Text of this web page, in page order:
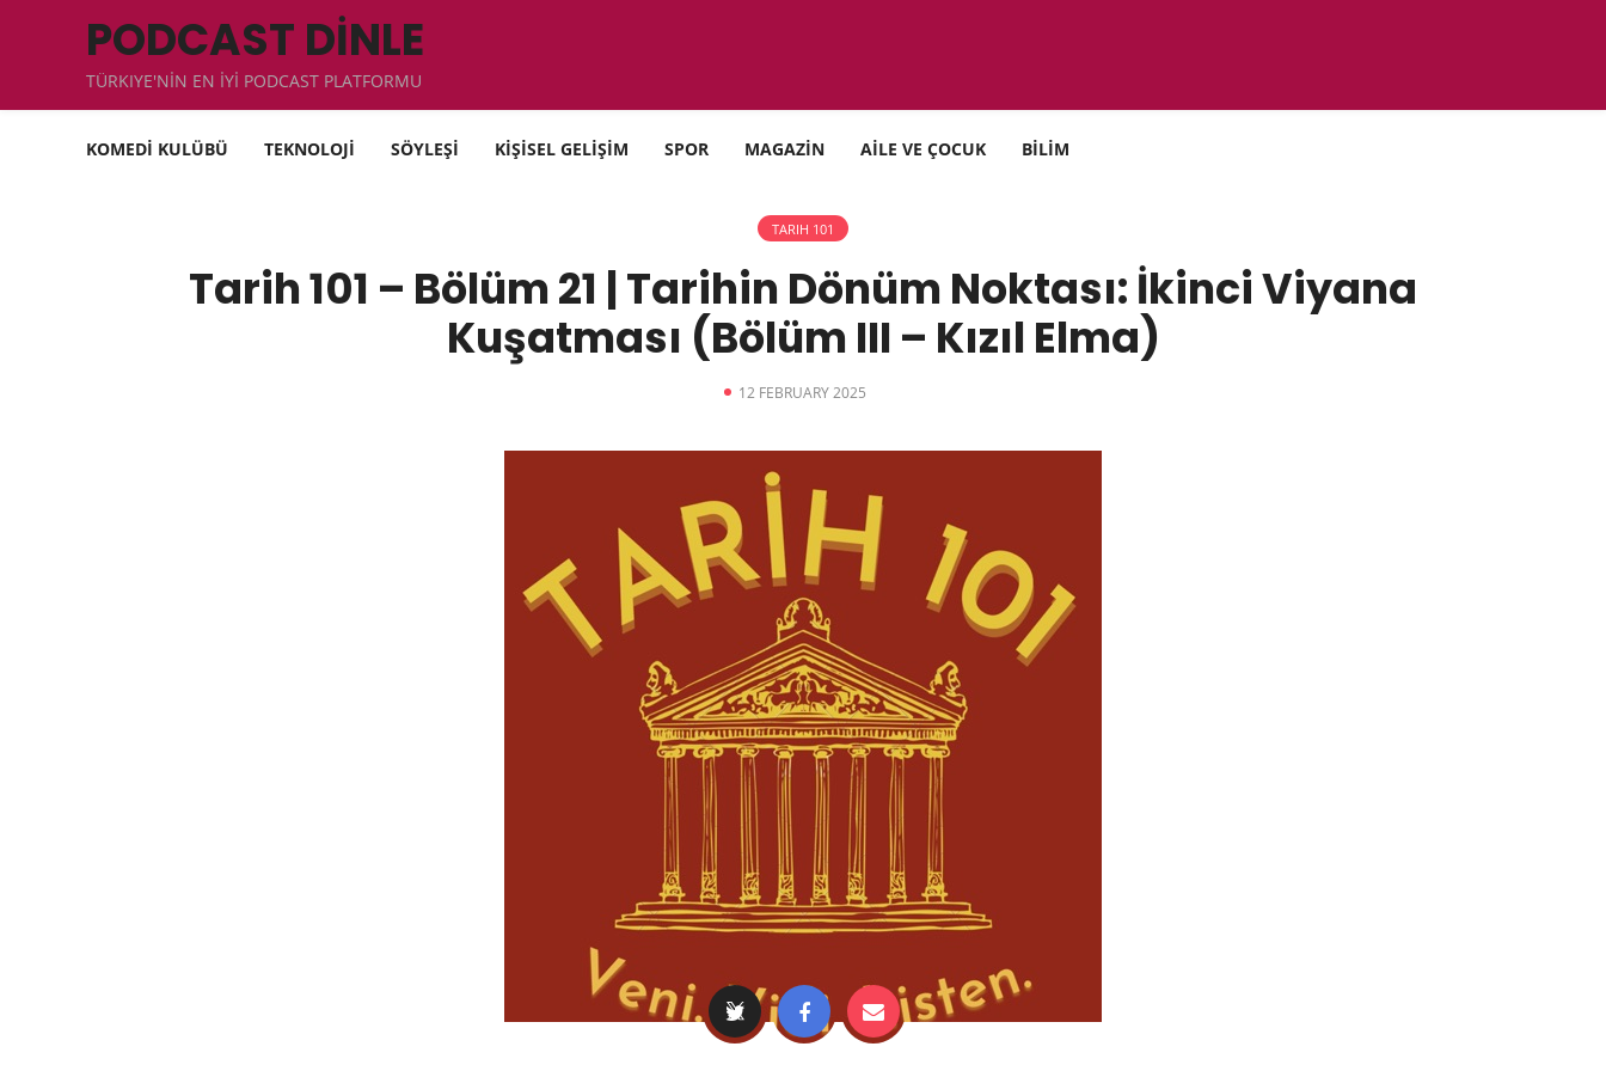
PODCAST DİNLE
TÜRKIYE'NİN EN İYİ PODCAST PLATFORMU
KOMEDİ KULÜBÜ TEKNOLOJİ SÖYLEŞİ KİŞİSEL GELİŞİM SPOR MAGAZİN AİLE VE ÇOCUK BİLİM
TARIH 101
Tarih 101 – Bölüm 21 | Tarihin Dönüm Noktası: İkinci Viyana
Kuşatması (Bölüm III – Kızıl Elma)
12 FEBRUARY 2025